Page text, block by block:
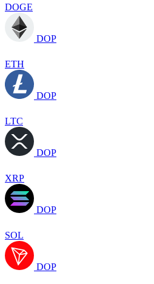
DOGE
DOP
ETH
DOP
LTC
DOP
XRP
DOP
SOL
DOP